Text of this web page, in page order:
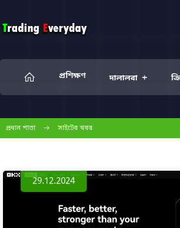
প্রশিক্ষণ দালালরা +
প্রধান পাতা সাইটের খবর
29.12.2024